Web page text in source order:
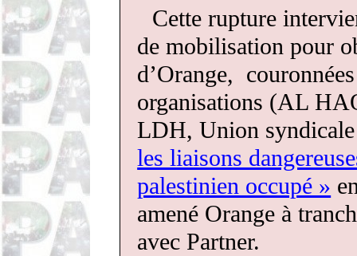
Cette rupture
de mobilisation pour
d’Orange,
organisations (AL
LDH, Union
les liaisons
palestinien occupé »
amené Orange à
avec Partner.